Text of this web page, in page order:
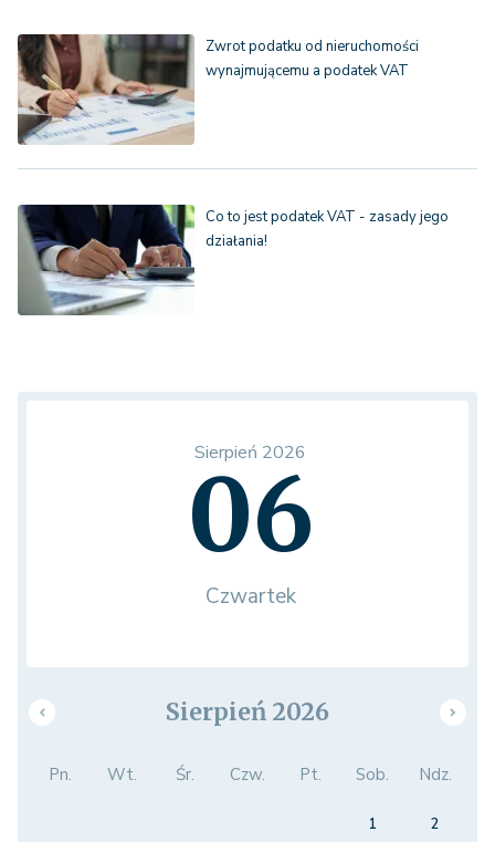
Zwrot podatku od nieruchomości
wynajmującemu a podatek VAT
Co to jest podatek VAT - zasady jego
działania!
Sierpień 2026
06
Czwartek
Sierpień 2026
Pn. Wt. Śr. Czw. Pt. Sob. Ndz.
1 2